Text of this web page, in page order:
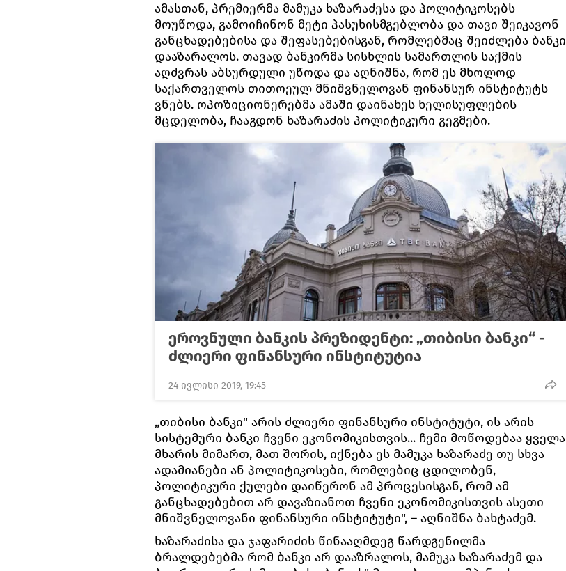
ამასთან, პრემიერმა მამუკა ხაზარაძესა და პოლიტიკოსებს
მოუწოდა, გამოიჩინონ მეტი პასუხისმგებლობა და თავი შეიკავონ
განცხადებებისა და შეფასებებისგან, რომლებმაც შეიძლება ბანკი
დააზარალოს. თავად ბანკირმა სისხლის სამართლის საქმის
აღძვრას აბსურდული უწოდა და აღნიშნა, რომ ეს მხოლოდ
საქართველოს თითოეულ მნიშვნელოვან ფინანსურ ინსტიტუტს
ვნებს. ოპოზიციონერებმა ამაში დაინახეს ხელისუფლების
მცდელობა, ჩააგდონ ხაზარაძის პოლიტიკური გეგმები.
ეროვნული ბანკის პრეზიდენტი: „თიბისი ბანკი“ -
ძლიერი ფინანსური ინსტიტუტია
24 ივლისი 2019, 19:45
„თიბისი ბანკი" არის ძლიერი ფინანსური ინსტიტუტი, ის არის
სისტემური ბანკი ჩვენი ეკონომიკისთვის... ჩემი მოწოდებაა ყველა
მხარის მიმართ, მათ შორის, იქნება ეს მამუკა ხაზარაძე თუ სხვა
ადამიანები ან პოლიტიკოსები, რომლებიც ცდილობენ,
პოლიტიკური ქულები დაიწერონ ამ პროცესისგან, რომ ამ
განცხადებებით არ დავაზიანოთ ჩვენი ეკონომიკისთვის ასეთი
მნიშვნელოვანი ფინანსური ინსტიტუტი", – აღნიშნა ბახტაძემ.
ხაზარაძისა და ჯაფარიძის წინააღმდეგ წარდგენილმა
ბრალდებებმა რომ ბანკი არ დააზრალოს, მამუკა ხაზარაძემ და